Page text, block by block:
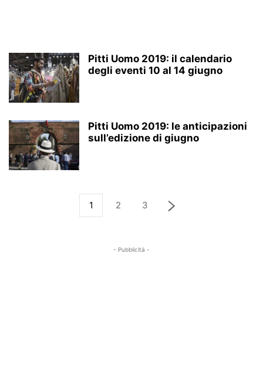
Pitti Uomo 2019: il calendario
degli eventi 10 al 14 giugno
Pitti Uomo 2019: le anticipazioni
sull’edizione di giugno
1 2 3
- Pubblicità -